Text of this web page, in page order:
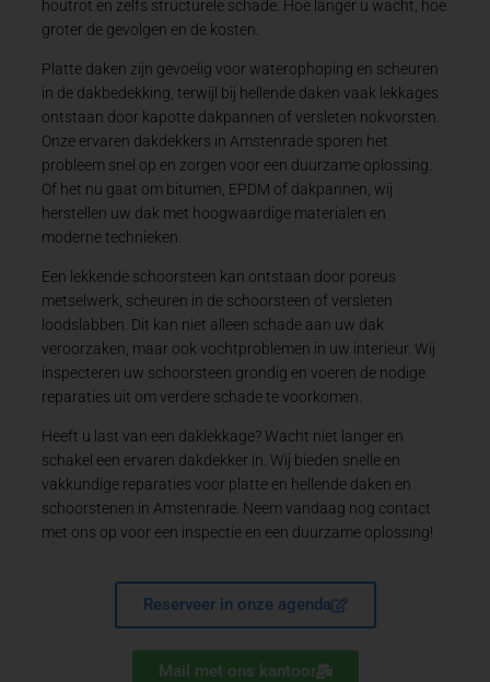
houtrot en zelfs structurele schade. Hoe langer u wacht, hoe
groter de gevolgen en de kosten.
Platte daken zijn gevoelig voor waterophoping en scheuren
in de dakbedekking, terwijl bij hellende daken vaak lekkages
ontstaan door kapotte dakpannen of versleten nokvorsten.
Onze ervaren dakdekkers in Amstenrade sporen het
probleem snel op en zorgen voor een duurzame oplossing.
Of het nu gaat om bitumen, EPDM of dakpannen, wij
herstellen uw dak met hoogwaardige materialen en
moderne technieken.
Een lekkende schoorsteen kan ontstaan door poreus
metselwerk, scheuren in de schoorsteen of versleten
loodslabben. Dit kan niet alleen schade aan uw dak
veroorzaken, maar ook vochtproblemen in uw interieur. Wij
inspecteren uw schoorsteen grondig en voeren de nodige
reparaties uit om verdere schade te voorkomen.
Heeft u last van een daklekkage? Wacht niet langer en
schakel een ervaren dakdekker in. Wij bieden snelle en
vakkundige reparaties voor platte en hellende daken en
schoorstenen in Amstenrade. Neem vandaag nog contact
met ons op voor een inspectie en een duurzame oplossing!
Reserveer in onze agenda
Mail met ons kantoor